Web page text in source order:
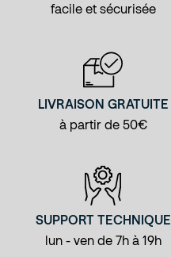
facile et sécurisée
LIVRAISON GRATUITE
à partir de 50€
SUPPORT TECHNIQUE
lun - ven de 7h à 19h